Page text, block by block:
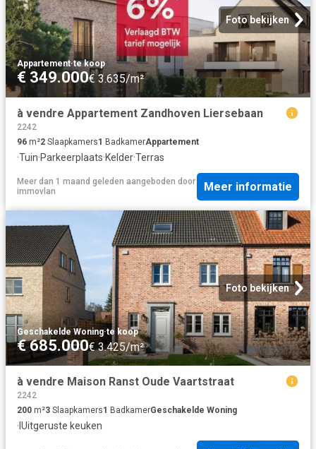
Foto bekijken
Appartement·te koop
€ 349.000€ 3.635/m²
à vendre Appartement Zandhoven Liersebaan
2242
96 m²2 Slaapkamers1 BadkamerAppartement
·Tuin·Parkeerplaats·Kelder·Terras
Meer dan 1 maand geleden aangeboden door
immovlan
Meer informatie
Foto bekijken
Geschakelde Woning·te koop
€ 685.000€ 3.425/m²
à vendre Maison Ranst Oude Vaartstraat
2242
200 m²3 Slaapkamers1 BadkamerGeschakelde Woning
· IUitgeruste keuken